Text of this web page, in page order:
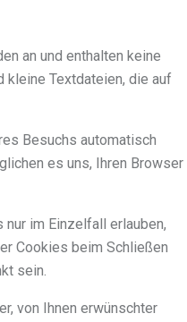
an und enthalten keine
kleine Textdateien, die auf
Besuchs automatisch
es uns, Ihren Browser
im Einzelfall erlauben,
Cookies beim Schließen
sein.
von Ihnen erwünschter